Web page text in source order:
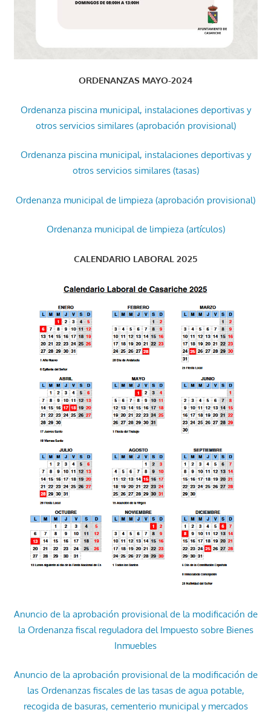
ORDENANZAS MAYO-2024
Ordenanza piscina municipal, instalaciones deportivas y
otros servicios similares (aprobación provisional)
Ordenanza piscina municipal, instalaciones deportivas y
otros servicios similares (tasas)
Ordenanza municipal de limpieza (aprobación provisional)
Ordenanza municipal de limpieza (artículos)
CALENDARIO LABORAL 2025
Anuncio de la aprobación provisional de la modificación de
la Ordenanza fiscal reguladora del Impuesto sobre Bienes
Inmuebles
Anuncio de la aprobación provisional de la modificación de
las Ordenanzas fiscales de las tasas de agua potable,
recogida de basuras, cementerio municipal y mercados